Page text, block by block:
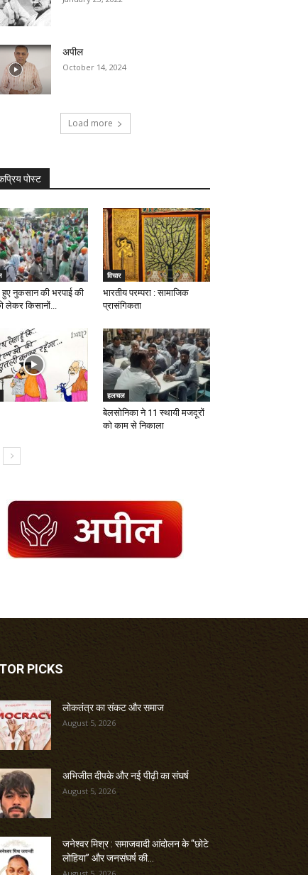
अपील
October 14, 2024
Load more
पोस्ट
हुए नुकसान की भरपाई की
लेकर किसानों...
विचार
भारतीय परम्परा : सामाजिक
प्रासंगिकता
हलचल
बेलसोनिका ने 11 स्थायी मजदूरों
को काम से निकाला
PICKS
लोकतंत्र का संकट और समाज
August 5, 2026
अभिजीत दीपके और नई पीढ़ी का संघर्ष
August 5, 2026
जनेश्वर मिश्र : समाजवादी आंदोलन के “छोटे
लोहिया” और जनसंघर्ष की...